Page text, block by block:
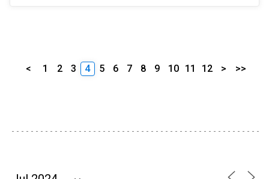
< 1 2 3 4 5 6 7 8 9 10 11 12 > >>